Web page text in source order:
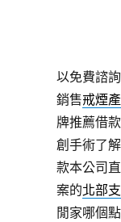
以免費諮
銷售戒煙
牌推薦借
創手術了
款本公司
案的北部
閒家哪個